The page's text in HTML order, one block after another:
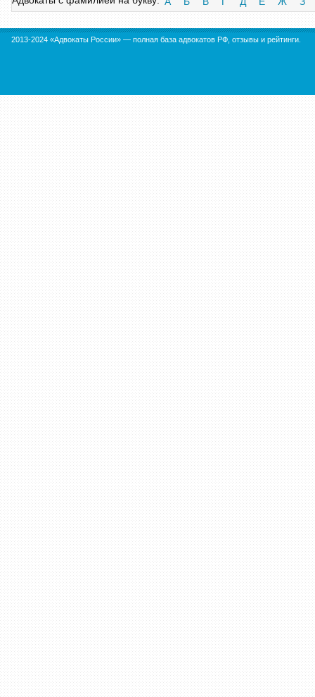
2013-2024 «Адвокаты России» — полная база адвокатов РФ, отзывы и рейтинги.